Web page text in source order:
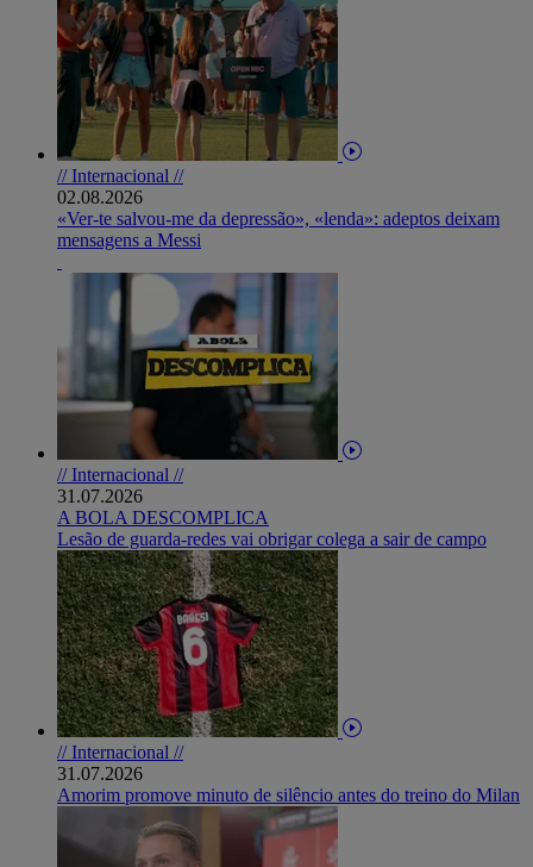
// Internacional //
02.08.2026
«Ver-te salvou-me da depressão», «lenda»: adeptos deixam
mensagens a Messi
// Internacional //
31.07.2026
A BOLA DESCOMPLICA
Lesão de guarda-redes vai obrigar colega a sair de campo
// Internacional //
31.07.2026
Amorim promove minuto de silêncio antes do treino do Milan